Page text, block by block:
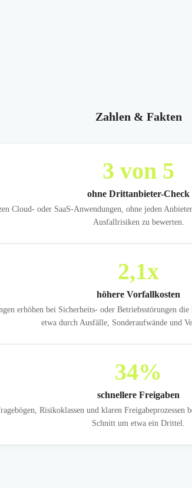
Zahlen & Fakten
3 von 5
ohne Drittanbieter-Check
Cloud- oder SaaS-Anwendungen, ohne jeden
Ausfallrisiken zu bewerten.
2,1x
höhere Vorfallkosten
erhöhen bei Sicherheits- oder Betriebsstörungen
etwa durch Ausfälle, Sonderaufwände und
34%
schnellere Freigaben
Risikoklassen und klaren
Schnitt um etwa ein Drittel.